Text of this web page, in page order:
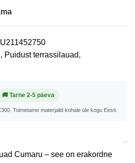
, Puidust terrassilauad,
🚚 Tarne 2-5 päeva
Toimetame materjalid kohale üle kogu Eesti.
Cumaru – see on erakordne